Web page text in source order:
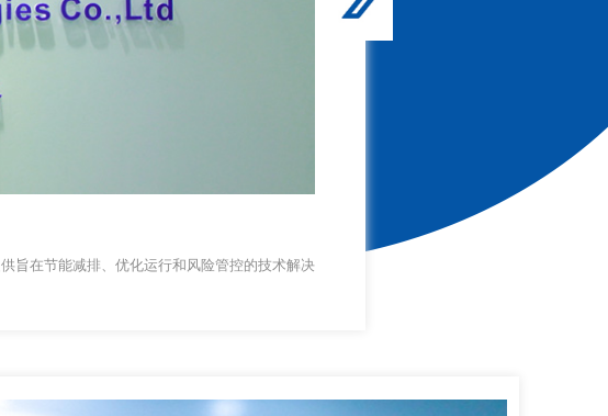
旨在节能减排、优化运行和风险管控的技术解决